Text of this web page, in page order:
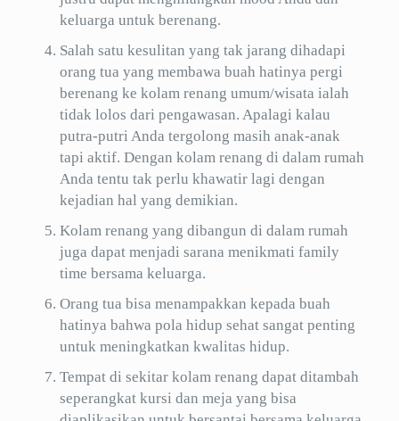
keluarga untuk berenang.
Salah satu kesulitan yang tak jarang dihadapi
orang tua yang membawa buah hatinya pergi
berenang ke kolam renang umum/wisata ialah
tidak lolos dari pengawasan. Apalagi kalau
putra-putri Anda tergolong masih anak-anak
tapi aktif. Dengan kolam renang di dalam rumah
Anda tentu tak perlu khawatir lagi dengan
kejadian hal yang demikian.
Kolam renang yang dibangun di dalam rumah
juga dapat menjadi sarana menikmati family
time bersama keluarga.
Orang tua bisa menampakkan kepada buah
hatinya bahwa pola hidup sehat sangat penting
untuk meningkatkan kwalitas hidup.
Tempat di sekitar kolam renang dapat ditambah
seperangkat kursi dan meja yang bisa